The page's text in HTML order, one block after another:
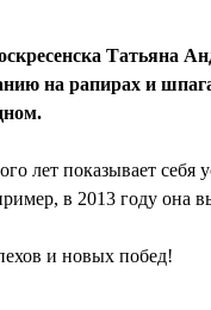
Татьяна
на рапирах и
лет показывает
в 2013 году она
и новых побед!